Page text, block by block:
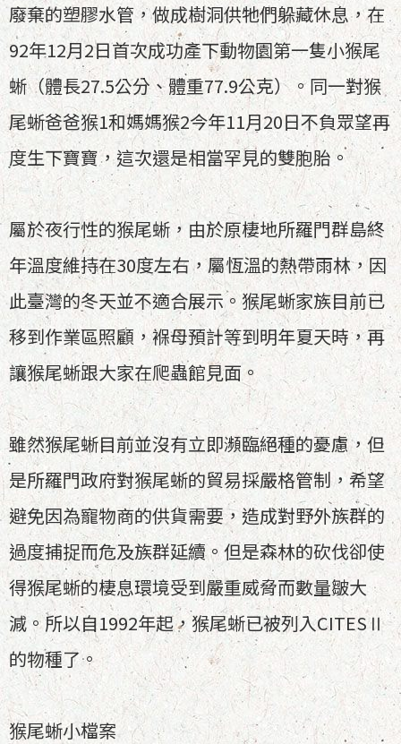
廢棄的塑膠水管，做成樹洞供牠們躲藏休息，在
92年12月2日首次成功產下動物園第一隻小猴尾
蜥（體長27.5公分、體重77.9公克）。同一對猴
尾蜥爸爸猴1和媽媽猴2今年11月20日不負眾望再
度生下寶寶，這次還是相當罕見的雙胞胎。
屬於夜行性的猴尾蜥，由於原棲地所羅門群島終
年溫度維持在30度左右，屬恆溫的熱帶雨林，因
此臺灣的冬天並不適合展示。猴尾蜥家族目前已
移到作業區照顧，褓母預計等到明年夏天時，再
讓猴尾蜥跟大家在爬蟲館見面。
雖然猴尾蜥目前並沒有立即瀕臨絕種的憂慮，但
是所羅門政府對猴尾蜥的貿易採嚴格管制，希望
避免因為寵物商的供貨需要，造成對野外族群的
過度捕捉而危及族群延續。但是森林的砍伐卻使
得猴尾蜥的棲息環境受到嚴重威脅而數量皺大
減。所以自1992年起，猴尾蜥已被列入CITESⅡ
的物種了。
猴尾蜥小檔案